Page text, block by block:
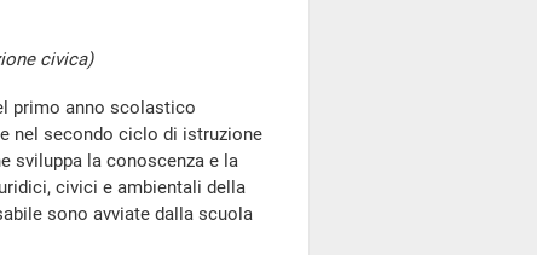
civica)
primo anno scolastico
nel secondo ciclo di istruzione
sviluppa la conoscenza e la
civici e ambientali della
sono avviate dalla scuola